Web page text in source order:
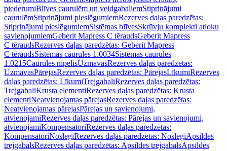
piederumiBlīves caurulēm un veidgabaliemStiprinājumi
caurulēmStiprinājumi pieslēgumiemRezerves daļas paredzētas:
Stiprinājumi pieslēgumiemSistēmas blīvesSkrūvju komplekti atloku
savienojumiemGeberit Mapress C tēraudsGeberit Mapress
C tēraudsRezerves daļas paredzētas: Geberit Mapress
C tēraudsSistēmas caurules 1.0034Sistēmas caurules
1.0215Caurules nipelisUzmavasRezerves daļas paredzētas:
UzmavasPārejasRezerves daļas paredzētas: PārejasLīkumiRezerves
daļas paredzētas: LīkumiTrejgabaliRezerves daļas paredzētas:
TrejgabaliKrusta elementiRezerves daļas paredzētas: Krusta
elementiNeatvienojamas pārejasRezerves daļas paredzētas:
Neatvienojamas pārejasPārejas un savienojumi,
atvienojamiRezerves daļas paredzētas: Pārejas un savienojumi,
atvienojamiKompensatoriRezerves daļas paredzētas:
KompensatoriNoslēgiRezerves daļas paredzētas: NoslēgiApsildes
trejgabalsRezerves daļas paredzētas: Apsildes trejgabalsApsildes